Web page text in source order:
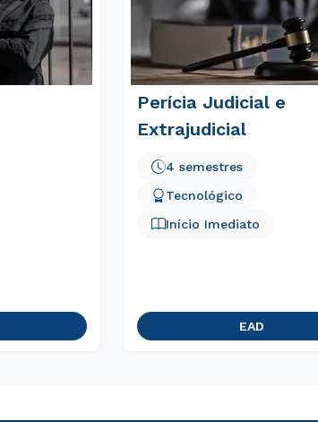
Perícia Judicial e
Extrajudicial
4 semestres
Tecnológico
Início Imediato
EAD
Rápido e fácil
WhatsApp
de acordo com a
que meus dados sejam utilizados para o